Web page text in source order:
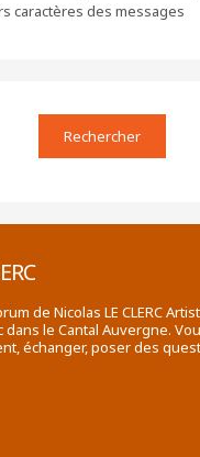
caractères des messages
de Nicolas LE CLERC
dans le Cantal Auvergne.
échanger, poser des